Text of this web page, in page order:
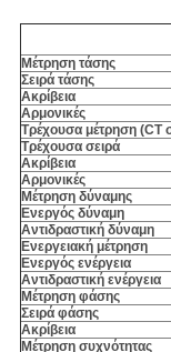
Μέτρηση τάσης
Σειρά τάσης
Ακρίβεια
Αρμονικές
Τρέχουσα μέτρηση (CT
Τρέχουσα σειρά
Ακρίβεια
Αρμονικές
Μέτρηση δύναμης
Ενεργός δύναμη
Αντιδραστική δύναμη
Ενεργειακή μέτρηση
Ενεργός ενέργεια
Αντιδραστική ενέργεια
Μέτρηση φάσης
Σειρά φάσης
Ακρίβεια
Μέτρηση συχνότητας